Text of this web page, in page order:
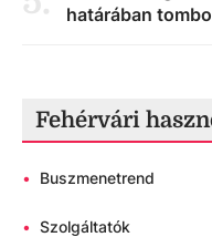
határában
Fehérvári
• Buszmenetrend
• Szolgáltatók